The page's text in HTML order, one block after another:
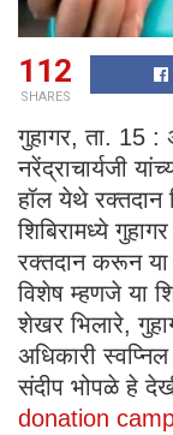
112
SHARES
गुहागर, ता. 15 :
नरेंद्राचार्यजी
हॉल येथे रक्तदान
शिबिरामध्ये
रक्तदान करून या
विशेष म्हणजे या
शेखर भिलारे,
अधिकारी
संदीप भोपळे हे
donation